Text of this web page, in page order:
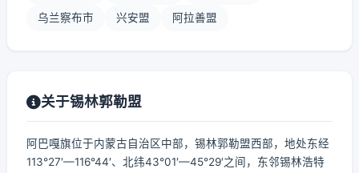
乌兰察布市 兴安盟 阿拉善盟
关于锡林郭勒盟
阿巴嘎旗位于内蒙古自治区中部，锡林郭勒盟西部，地处东经
113°27′—116°44′、北纬43°01′—45°29′之间，东邻锡林浩特